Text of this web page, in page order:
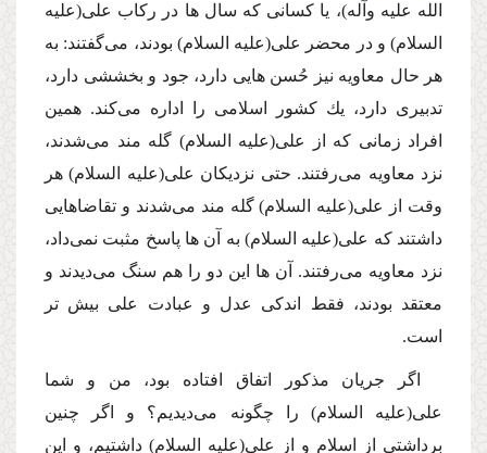
الله علیه وآله)، یا كسانى كه سال ها در ركاب على(علیه
السلام) و در محضر على(علیه السلام) بودند، مى‌گفتند: به
هر حال معاویه نیز حُسن هایى دارد، جود و بخششى دارد،
تدبیرى دارد، یك كشور اسلامى را اداره مى‌كند. همین
افراد زمانى كه از على(علیه السلام) گله مند مى‌شدند،
نزد معاویه مى‌رفتند. حتى نزدیكان على(علیه السلام)هر
وقت از على(علیه السلام)گله مند مى‌شدند و تقاضاهایى
داشتند كه على(علیه السلام) به آن ها پاسخ مثبت نمى‌داد،
نزد معاویه مى‌رفتند. آن ها این دو را هم سنگ مى‌دیدند و
معتقد بودند، فقط اندكى عدل و عبادت على بیش تر
است.
اگر جریان مذكور اتفاق افتاده بود، من و شما
على(علیه السلام) را چگونه مى‌دیدیم؟ و اگر چنین
برداشتى از اسلام و از على(علیه السلام) داشتیم، و این